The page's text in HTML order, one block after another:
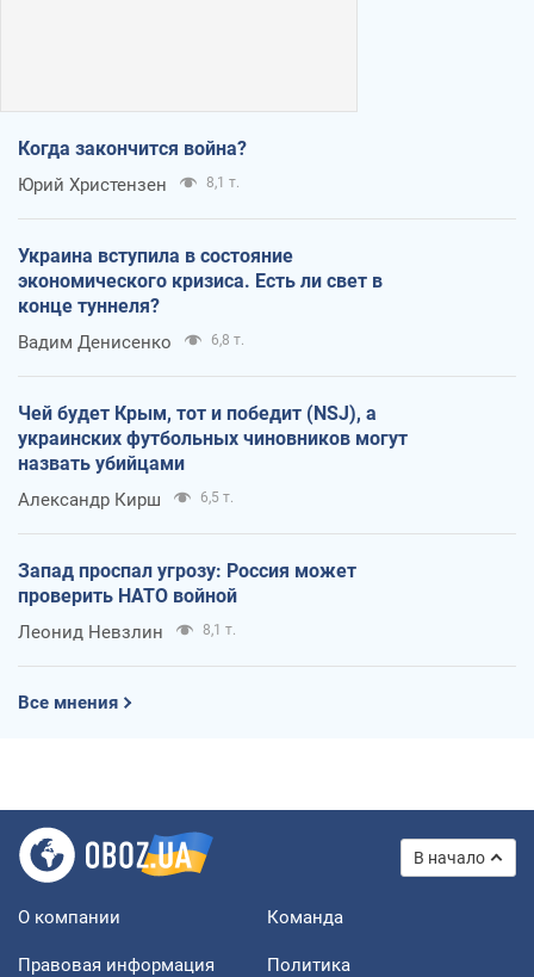
Когда закончится война?
Юрий Христензен 8,1 т.
Украина вступила в состояние
экономического кризиса. Есть ли свет в
конце туннеля?
Вадим Денисенко 6,8 т.
Чей будет Крым, тот и победит (NSJ), а
украинских футбольных чиновников могут
назвать убийцами
Александр Кирш 6,5 т.
Запад проспал угрозу: Россия может
проверить НАТО войной
Леонид Невзлин 8,1 т.
Все мнения
В начало
О компании Команда
Правовая информация Политика